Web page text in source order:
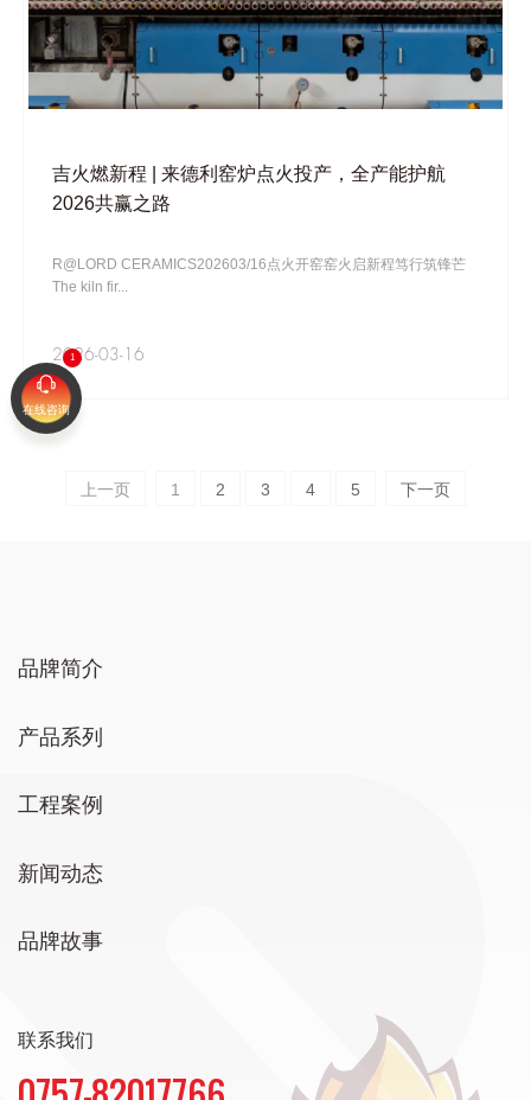
吉火燃新程 | 来德利窑炉点火投产，全产能护航
2026共赢之路
R@LORD CERAMICS202603/16点火开窑窑火启新程笃行筑锋芒
The kiln fir...
2026-03-16
上一页 1 2 3 4 5 下一页
品牌简介
产品系列
工程案例
新闻动态
品牌故事
联系我们
在线咨询